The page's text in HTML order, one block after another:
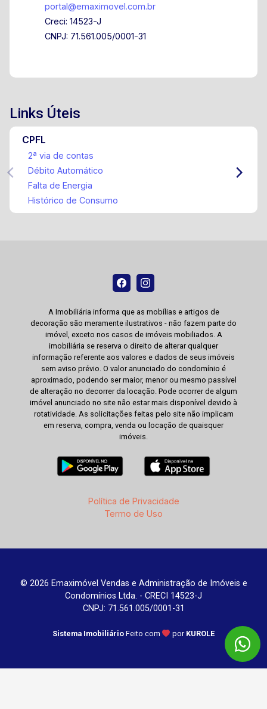
portal@emaximovel.com.br
Creci: 14523-J
CNPJ: 71.561.005/0001-31
Links Úteis
CPFL
2ª via de contas
Débito Automático
Falta de Energia
Histórico de Consumo
A Imobiliária informa que as mobílias e artigos de
decoração são meramente ilustrativos - não fazem parte do
imóvel, exceto nos casos de imóveis mobiliados. A
imobiliária se reserva o direito de alterar qualquer
informação referente aos valores e dados de seus imóveis
sem aviso prévio. O valor anunciado do condomínio é
aproximado, podendo ser maior, menor ou mesmo passível
de alteração no decorrer da locação. Pode ocorrer de algum
imóvel anunciado no site não estar mais disponível devido à
rotatividade. As solicitações feitas pelo site não implicam
em reserva, compra, venda ou locação de quaisquer
imóveis.
Política de Privacidade
Termo de Uso
© 2026 Emaximóvel Vendas e Administração de Imóveis e
Condomínios Ltda. - CRECI 14523-J
CNPJ: 71.561.005/0001-31
Sistema Imobiliário Feito com por KUROLE